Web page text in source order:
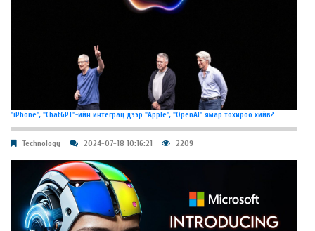
"iPhone", "ChatGPT"-ийн интеграц дээр "Apple", "OpenAI" ямар тохироо хийв?
Technology 2024-07-18 10:16:21 2209